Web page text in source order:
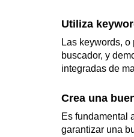
Utiliza
Las keywords,
buscador, y
integradas de
Crea una
Es fundamental
garantizar una